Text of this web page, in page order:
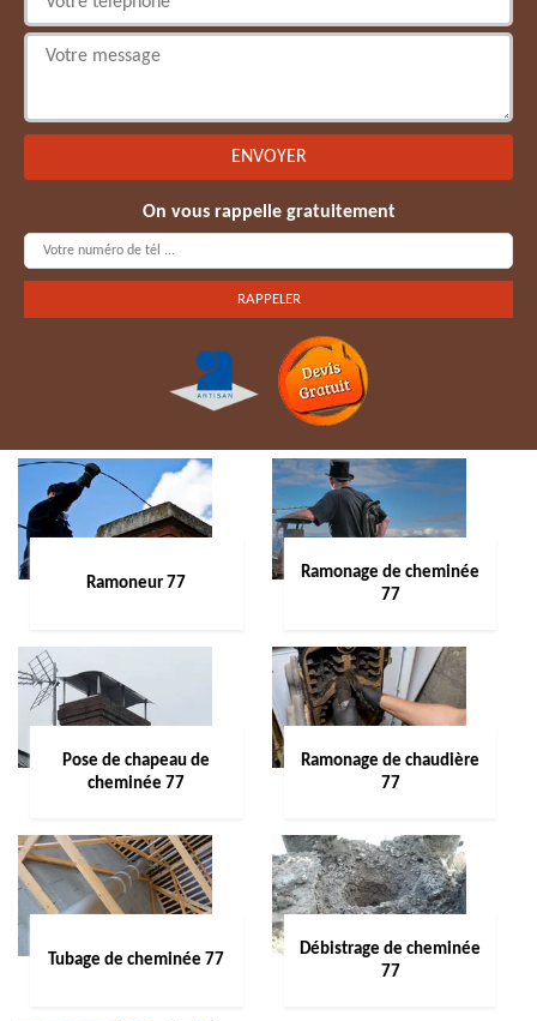
On vous rappelle gratuitement
Ramoneur 77
Ramonage de cheminée
77
Pose de chapeau de
cheminée 77
Ramonage de chaudière
77
Tubage de cheminée 77
Débistrage de cheminée
77